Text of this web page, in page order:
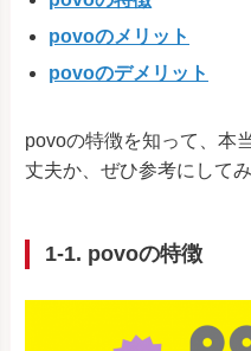
povoのメリット
povoのデメリット
povoの特徴を知って、本
丈夫か、ぜひ参考にして
1-1. povoの特徴